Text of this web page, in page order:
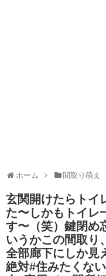
ホーム 間取り萌え
玄関開けたらトイ
た〜しかもトイレ
す〜（笑）鍵閉め
いうかこの間取り
全部廊下にしか見
絶対#住みたくな